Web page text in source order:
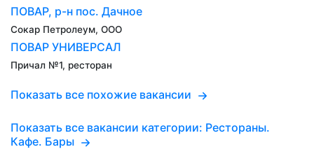
ПОВАР, р-н пос. Дачное
Сокар Петролеум, ООО
ПОВАР УНИВЕРСАЛ
Причал №1, ресторан
Показать все похожие вакансии
Показать все вакансии категории: Рестораны.
Кафе. Бары